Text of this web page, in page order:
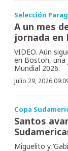
Selección
A un mes
jornada en
VIDEO. Aún
en Boston, una
Mundial 2026.
Julio 29, 2026
Copa
Santos
Miguelito y